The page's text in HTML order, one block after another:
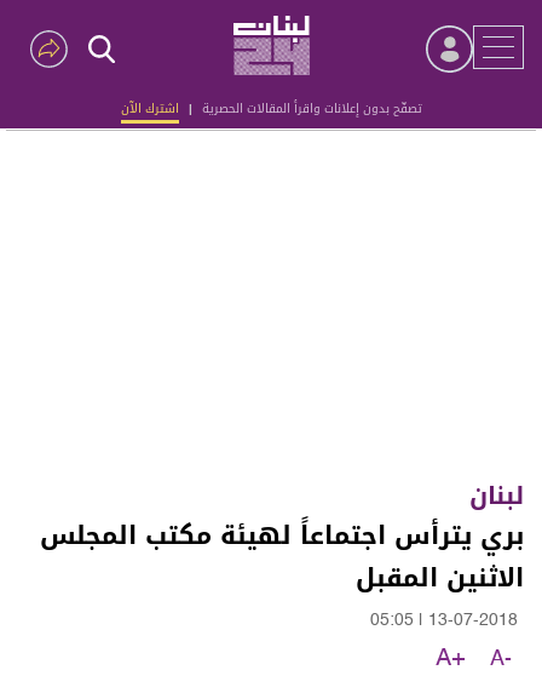
تصفّح بدون إعلانات واقرأ المقالات الحصرية | اشترك الآن
Advertisement
لبنان
بري يترأس اجتماعاً لهيئة مكتب المجلس
الاثنين المقبل
13-07-2018
05:05
A-
A+